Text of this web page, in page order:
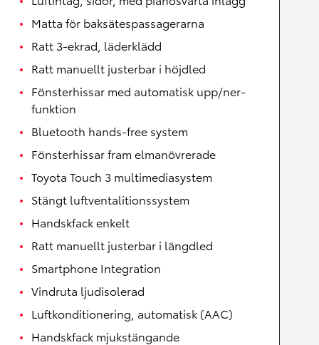
Matta för baksätespassagerarna
Ratt 3-ekrad, läderklädd
Ratt manuellt justerbar i höjdled
Fönsterhissar med automatisk upp/ner-
funktion
Bluetooth hands-free system
Fönsterhissar fram elmanövrerade
Toyota Touch 3 multimediasystem
Stängt luftventalitionssystem
Handskfack enkelt
Ratt manuellt justerbar i längdled
Smartphone Integration
Vindruta ljudisolerad
Luftkonditionering, automatisk (AAC)
Handskfack mjukstängande